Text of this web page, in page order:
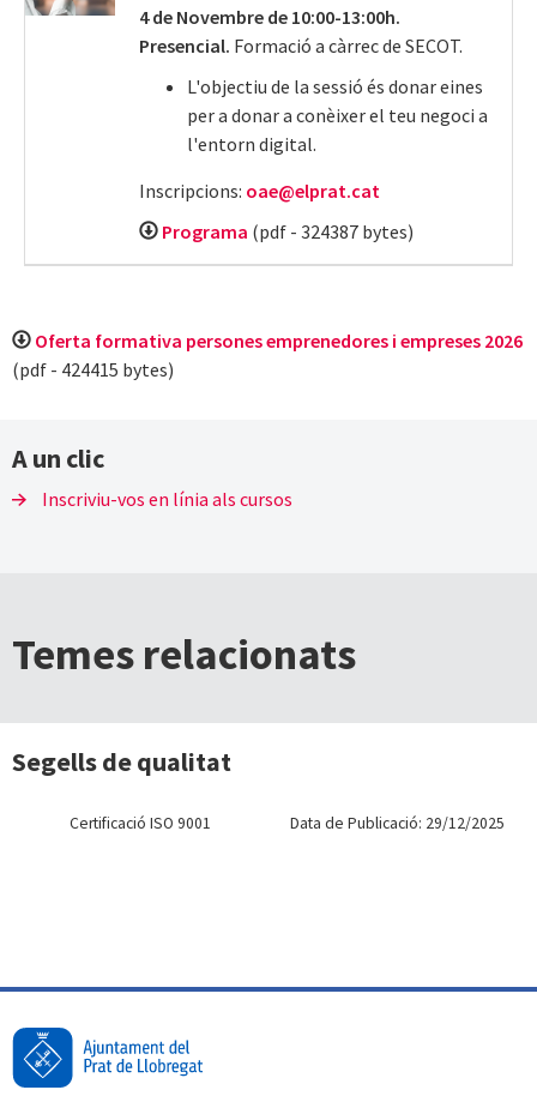
4 de Novembre de 10:00-13:00h.
Presencial. Formació a càrrec de SECOT.
L'objectiu de la sessió és donar eines
per a donar a conèixer el teu negoci a
l'entorn digital.
Inscripcions: oae@elprat.cat
Programa (pdf - 324387 bytes)
Oferta formativa persones emprenedores i empreses 2026
(pdf - 424415 bytes)
A un clic
Inscriviu-vos en línia als cursos
Temes relacionats
Segells de qualitat
Certificació ISO 9001 Data de Publicació: 29/12/2025